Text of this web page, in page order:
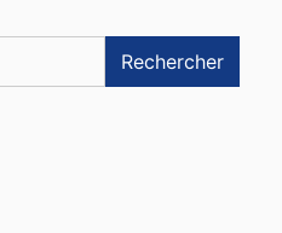
Rechercher